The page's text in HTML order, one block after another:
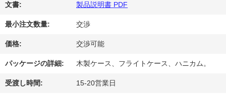
て
工
場
旅
文書: 製品説明書 PDF
最小注文数量: 交渉
価格: 交渉可能
パッケージの詳細: 木製ケース、フライトケース、ハニカム。
受渡し時間: 15-20営業日